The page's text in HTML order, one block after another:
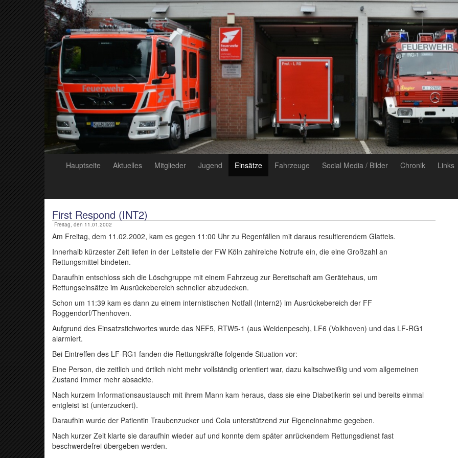
Hauptseite Aktuelles Mitglieder Jugend Einsätze Fahrzeuge Social Media / Bilder Chronik Links
First Respond (INT2)
Freitag, den 11.01.2002
Am Freitag, dem 11.02.2002, kam es gegen 11:00 Uhr zu Regenfällen mit daraus resultierendem Glatteis.
Innerhalb kürzester Zeit liefen in der Leitstelle der FW Köln zahlreiche Notrufe ein, die eine Großzahl an
Rettungsmittel bindeten.
Daraufhin entschloss sich die Löschgruppe mit einem Fahrzeug zur Bereitschaft am Gerätehaus, um
Rettungseinsätze im Ausrückebereich schneller abzudecken.
Schon um 11:39 kam es dann zu einem internistischen Notfall (Intern2) im Ausrückebereich der FF
Roggendorf/Thenhoven.
Aufgrund des Einsatzstichwortes wurde das NEF5, RTW5-1 (aus Weidenpesch), LF6 (Volkhoven) und das LF-RG1
alarmiert.
Bei Eintreffen des LF-RG1 fanden die Rettungskräfte folgende Situation vor:
Eine Person, die zeitlich und örtlich nicht mehr vollständig orientiert war, dazu kaltschweißig und vom allgemeinen
Zustand immer mehr absackte.
Nach kurzem Informationsaustausch mit ihrem Mann kam heraus, dass sie eine Diabetikerin sei und bereits einmal
entgleist ist (unterzuckert).
Daraufhin wurde der Patientin Traubenzucker und Cola unterstützend zur Eigeneinnahme gegeben.
Nach kurzer Zeit klarte sie daraufhin wieder auf und konnte dem später anrückendem Rettungsdienst fast
beschwerdefrei übergeben werden.